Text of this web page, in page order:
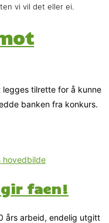
vi vil det eller ei.
legges tilrette for å kunne
banken fra konkurs.
faen!
års arbeid, endelig utgitt